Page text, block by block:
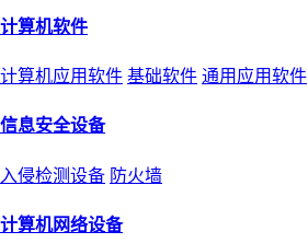
计算机软件
计算机应用软件 基础软件 通用应用软件
信息安全设备
入侵检测设备 防火墙
计算机网络设备